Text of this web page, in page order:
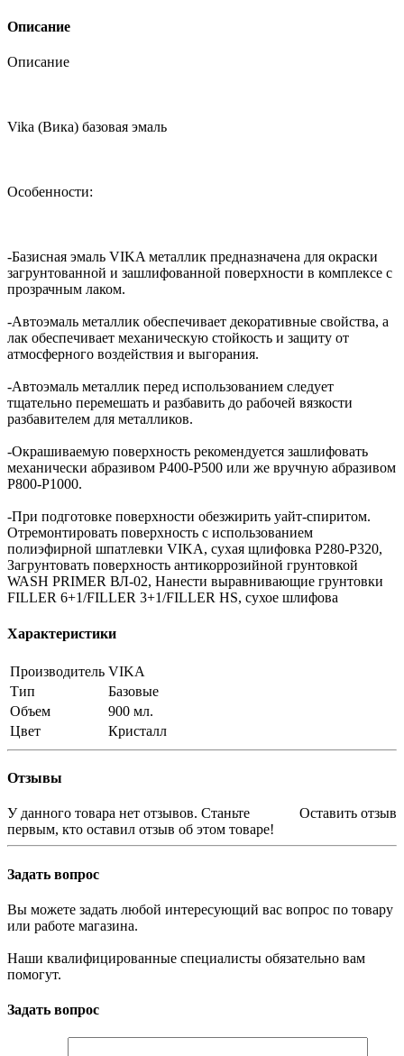
Описание
Описание
Vika (Вика) базовая эмаль
Особенности:
-Базисная эмаль VIKA металлик предназначена для окраски
загрунтованной и зашлифованной поверхности в комплексе с
прозрачным лаком.
-Автоэмаль металлик обеспечивает декоративные свойства, а
лак обеспечивает механическую стойкость и защиту от
атмосферного воздействия и выгорания.
-Автоэмаль металлик перед использованием следует
тщательно перемешать и разбавить до рабочей вязкости
разбавителем для металликов.
-Окрашиваемую поверхность рекомендуется зашлифовать
механически абразивом Р400-Р500 или же вручную абразивом
Р800-Р1000.
-При подготовке поверхности обезжирить уайт-спиритом.
Отремонтировать поверхность с использованием
полиэфирной шпатлевки VIKA, сухая щлифовка P280-P320,
Загрунтовать поверхность антикоррозийной грунтовкой
WASH PRIMER ВЛ-02, Нанести выравнивающие грунтовки
FILLER 6+1/FILLER 3+1/FILLER HS, сухое шлифова
Характеристики
Производитель VIKA
Тип
Базовые
Объем
900 мл.
Цвет
Кристалл
Отзывы
Оставить отзыв
У данного товара нет отзывов. Станьте
первым, кто оставил отзыв об этом товаре!
Задать вопрос
Вы можете задать любой интересующий вас вопрос по товару
или работе магазина.
Наши квалифицированные специалисты обязательно вам
помогут.
Задать вопрос